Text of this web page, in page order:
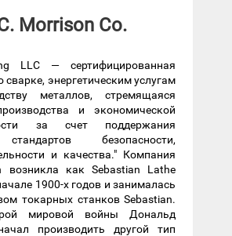
Morrison Co.
LLC — сертифицированная
сварке, энергетическим услугам
металлов, стремящаяся
и экономической
за счет поддержания
безопасности,
и качества." Компания
возникла как Sebastian Lathe
1900-х годов и занималась
токарных станков Sebastian.
мировой войны Дональд
производить другой тип